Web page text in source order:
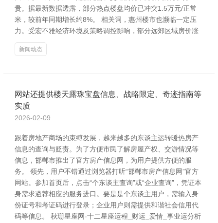
贵。据最新数据透露，部分热点楼盘均价已冲突1.5万元/正常
米，较前年同期增长约8%。 相关词，惠州楼市也濒临一定压
力。受宏不雅经济环境及策略调控影响，部分远郊区域房价涨
新闻动态
网站还提供楼天露珠宝盘信息、战略限定、奇迹指南等
实质
2026-02-09
跟着房地产商场的束缚发展，越来越多的东谈主运转暖热房产
信息的查询与贬责。为了方便市民了解房屋产权、交游情况等
信息，邯郸市推出了官方房产信息网，为用户提供方便的服
务。 领先，用户不错通过浏览器打听“邯郸市房产信息网”官方
网站。参加首页后，点击“个东谈主查询”或“企业查询”，凭证本
身需求遴荐相应的服务进口。要是是个东谈主用户，需输入身
份证号和考证码进行登录；企业用户则需提供和谐社会信用代
码等信息。 秋珊星座网-十二星座运程_财运_爱情_事业运分析